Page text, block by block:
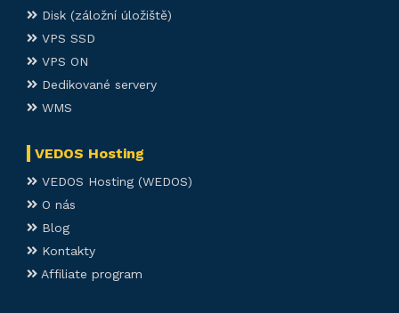
Disk (záložní úložiště)
VPS SSD
VPS ON
Dedikované servery
WMS
VEDOS Hosting
VEDOS Hosting (WEDOS)
O nás
Blog
Kontakty
Affiliate program